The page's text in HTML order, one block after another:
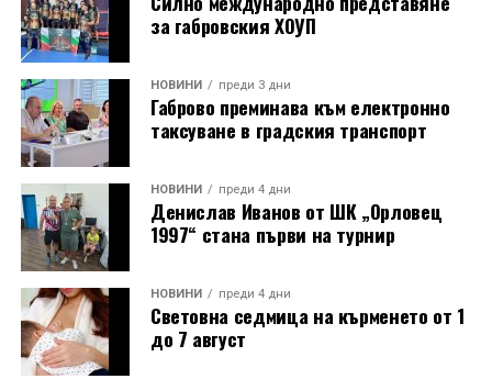
за габровския ХОУП
НОВИНИ преди 3 дни
Габрово преминава към електронно
таксуване в градския транспорт
НОВИНИ преди 4 дни
Денислав Иванов от ШК „Орловец
1997“ стана първи на турнир
НОВИНИ преди 4 дни
Световна седмица на кърменето от 1
до 7 август